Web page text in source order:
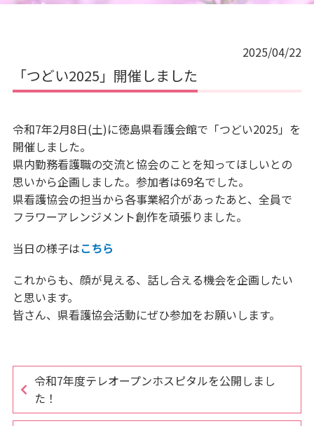
2025/04/22
「つどい2025」開催しました
令和7年2月8日(土)に徳島県看護会館で「つどい2025」を
開催しました。
県内勤務看護職の交流と協会のことを知ってほしいとの
思いから企画しました。参加者は69名でした。
県看護協会の担当から各事業紹介があったあと、全員で
フラワーアレンジメント創作を頑張りました。
当日の様子はこちら
これからも、顔が見える、話し合える機会を企画したい
と思います。
皆さん、県看護協会活動にぜひ参加をお願いします。
令和7年度テレオープンホスピタルを公開しまし
た！